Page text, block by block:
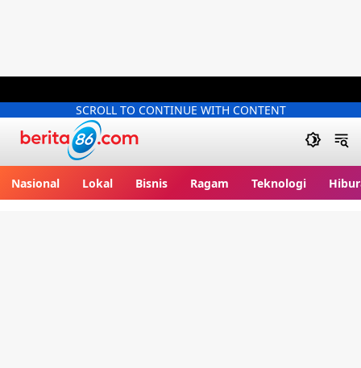
SCROLL TO CONTINUE WITH CONTENT
Nasional Lokal Bisnis Ragam Teknologi